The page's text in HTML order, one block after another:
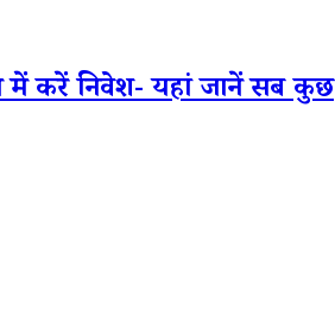
करें निवेश- यहां जानें सब कुछ